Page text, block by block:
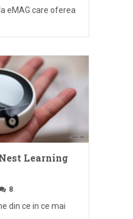
eMAG care oferea
Learning
8
din ce in ce mai